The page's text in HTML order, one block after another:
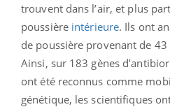
trouvent dans l’air, et plus
poussière intérieure. Ils ont
de poussière provenant de
Ainsi, sur 183 gènes
ont été reconnus comme
génétique, les scientifiques